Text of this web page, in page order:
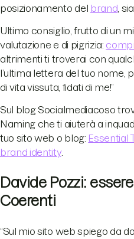
posizionamento del brand ,
Ultimo consiglio, frutto di un
valutazione e di pigrizia:
altrimenti ti troverai con
l’ultima lettera del tuo nome,
di vita vissuta, fidati di me!”
Sul blog Socialmediacoso
Naming che ti aiuterà a
tuo sito web o blog: Essential
brand identity.
Davide Pozzi:
Coerenti
“Sul mio sito web spiego da